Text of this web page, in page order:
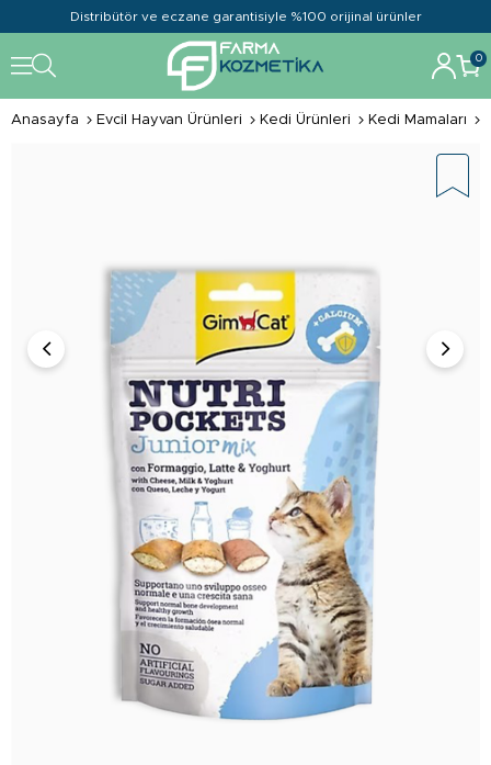
Distribütör ve eczane garantisiyle %100 orijinal ürünler
0
Anasayfa Evcil Hayvan Ürünleri Kedi Ürünleri Kedi Mamaları